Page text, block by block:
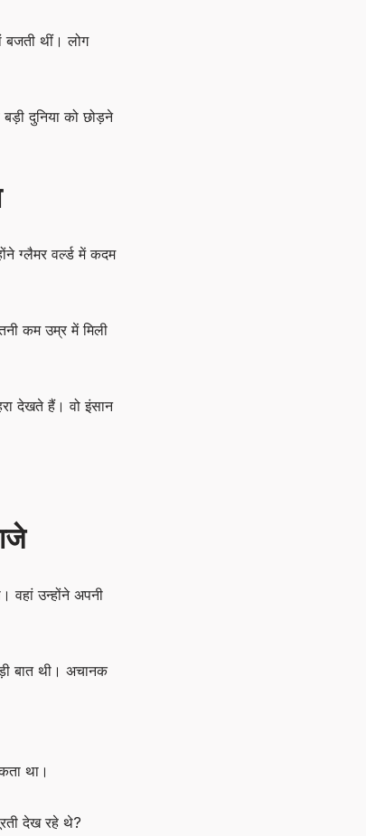
बजती थीं। लोग
दुनिया को छोड़ने
ग्लैमर वर्ल्ड में कदम
कम उम्र में मिली
देखते हैं। वो इंसान
वहां उन्होंने अपनी
बात थी। अचानक
था।
देख रहे थे?